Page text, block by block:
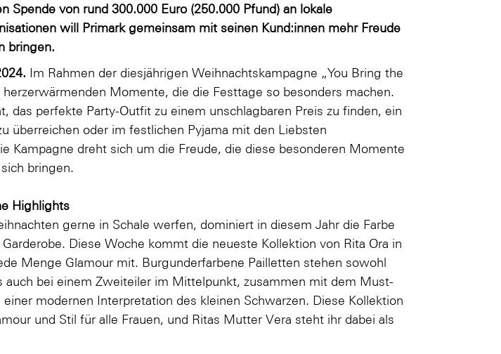
Spende von rund 300.000 Euro (250.000 Pfund) an lokale
will Primark gemeinsam mit seinen Kund:innen mehr Freude
bringen.
Im Rahmen der diesjährigen Weihnachtskampagne „You Bring the
Momente, die die Festtage so besonders machen.
das perfekte Party-Outfit zu einem unschlagbaren Preis zu finden, ein
überreichen oder im festlichen Pyjama mit den Liebsten
Kampagne dreht sich um die Freude, die diese besonderen Momente
bringen.
Highlights
gerne in Schale werfen, dominiert in diesem Jahr die Farbe
Diese Woche kommt die neueste Kollektion von Rita Ora in
Menge Glamour mit. Burgunderfarbene Pailletten stehen sowohl
auch bei einem Zweiteiler im Mittelpunkt, zusammen mit dem Must-
einer modernen Interpretation des kleinen Schwarzen. Diese Kollektion
und Stil für alle Frauen, und Ritas Mutter Vera steht ihr dabei als